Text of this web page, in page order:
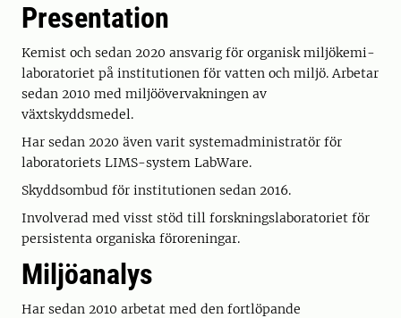
Presentation
Kemist och sedan 2020 ansvarig för organisk miljökemi-
laboratoriet på institutionen för vatten och miljö. Arbetar
sedan 2010 med miljöövervakningen av
växtskyddsmedel.
Har sedan 2020 även varit systemadministratör för
laboratoriets LIMS-system LabWare.
Skyddsombud för institutionen sedan 2016.
Involverad med visst stöd till forskningslaboratoriet för
persistenta organiska föroreningar.
Miljöanalys
Har sedan 2010 arbetat med den fortlöpande